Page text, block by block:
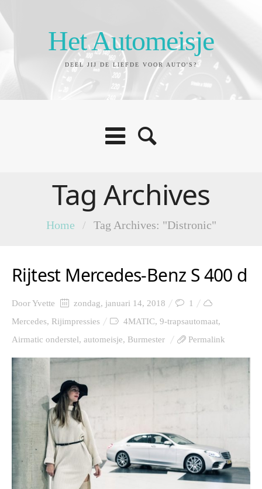
Het Automeisje
DEEL JIJ DE LIEFDE VOOR AUTO'S?
Tag Archives
Home / Tag Archives: "Distronic"
Rijtest Mercedes-Benz S 400 d
DoorYvette zondag, januari 14, 2018
1
Mercedes, Rijimpressies 4MATIC, 9-trapsautomaat,
Airmatic onderstel, automeisje, Burmester Permalink